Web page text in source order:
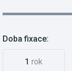
Doba fixace:
1 rok